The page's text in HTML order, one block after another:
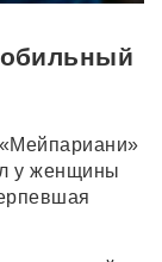
у женщины